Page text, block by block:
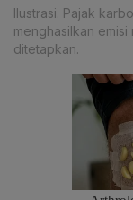
Ilustrasi. Pajak
menghasilkan
ditetapkan.